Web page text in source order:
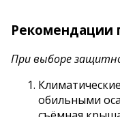
Рекомендации
При выборе
обильными